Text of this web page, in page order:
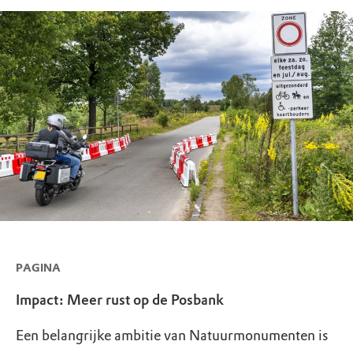
PAGINA
Impact: Meer rust op de Posbank
Een belangrijke ambitie van Natuurmonumenten is